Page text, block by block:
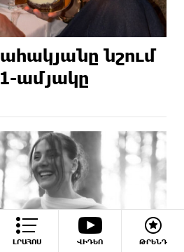
ԼՐԱՀՈՍ ՎԻԴԵՈ ԹՐԵՆԴ
նշում
ամյակը